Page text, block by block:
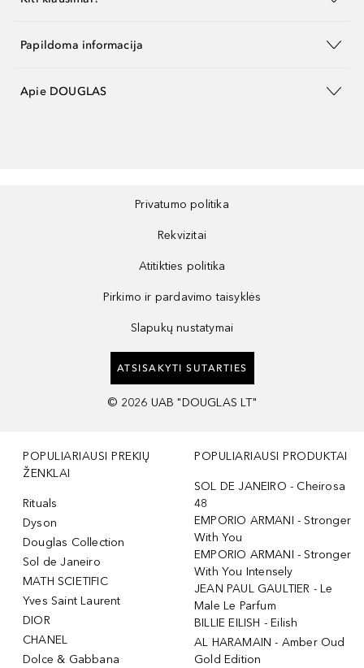
Papildoma informacija
Apie DOUGLAS
Privatumo politika
Rekvizitai
Atitikties politika
Pirkimo ir pardavimo taisyklės
Slapukų nustatymai
ATSISAKYTI SUTARTIES
© 2026 UAB "DOUGLAS LT"
POPULIARIAUSI PREKIŲ
ŽENKLAI
Rituals
Dyson
Douglas Collection
Sol de Janeiro
MATH SCIETIFIC
Yves Saint Laurent
DIOR
CHANEL
Dolce & Gabbana
POPULIARIAUSI PRODUKTAI
SOL DE JANEIRO - Cheirosa
48
EMPORIO ARMANI - Stronger
With You
EMPORIO ARMANI - Stronger
With You Intensely
JEAN PAUL GAULTIER - Le
Male Le Parfum
BILLIE EILISH - Eilish
AL HARAMAIN - Amber Oud
Gold Edition